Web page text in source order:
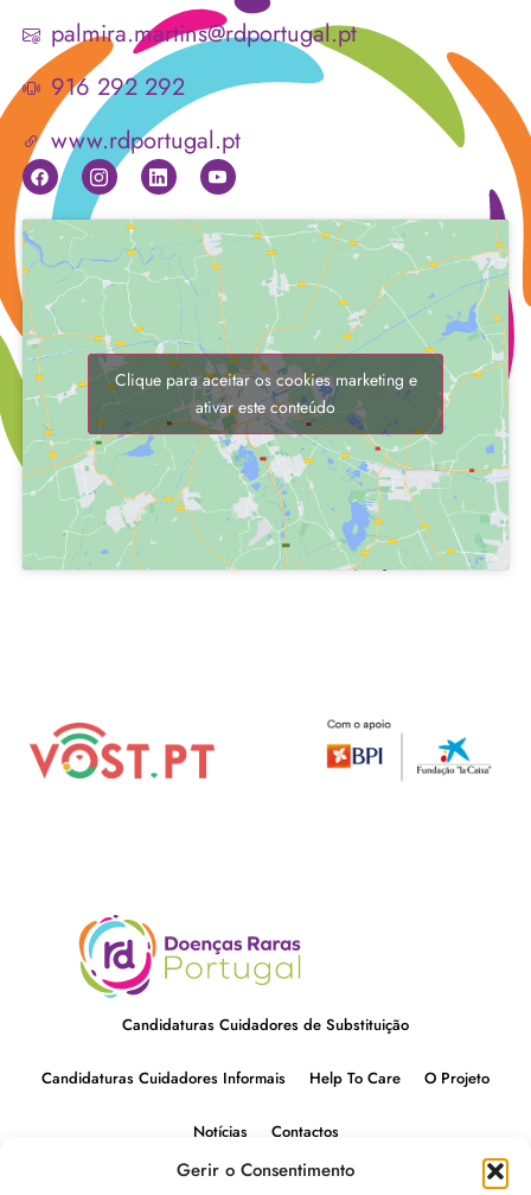
Gerir o Consentimento
Clique para aceitar os cookies marketing e
ativar este conteúdo
palmira.martins@rdportugal.pt
916 292 292
www.rdportugal.pt
Candidaturas Cuidadores de Substituição
Candidaturas Cuidadores Informais Help To Care O Projeto
Notícias Contactos